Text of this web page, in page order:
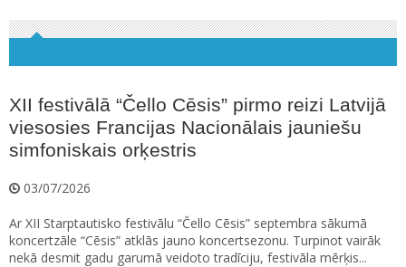
XII festivālā “Čello Cēsis” pirmo reizi Latvijā
viesosies Francijas Nacionālais jauniešu
simfoniskais orķestris
03/07/2026
Ar XII Starptautisko festivālu “Čello Cēsis” septembra sākumā
koncertzāle “Cēsis” atklās jauno koncertsezonu. Turpinot vairāk
nekā desmit gadu garumā veidoto tradīciju, festivāla mērķis...